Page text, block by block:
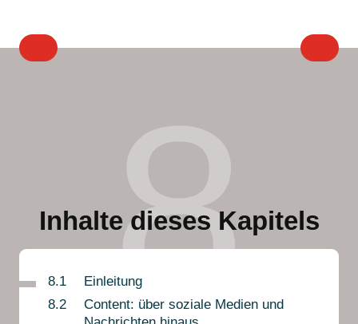
8
Inhalte dieses Kapitels
8.1
Einleitung
8.2
Content: über soziale Medien und